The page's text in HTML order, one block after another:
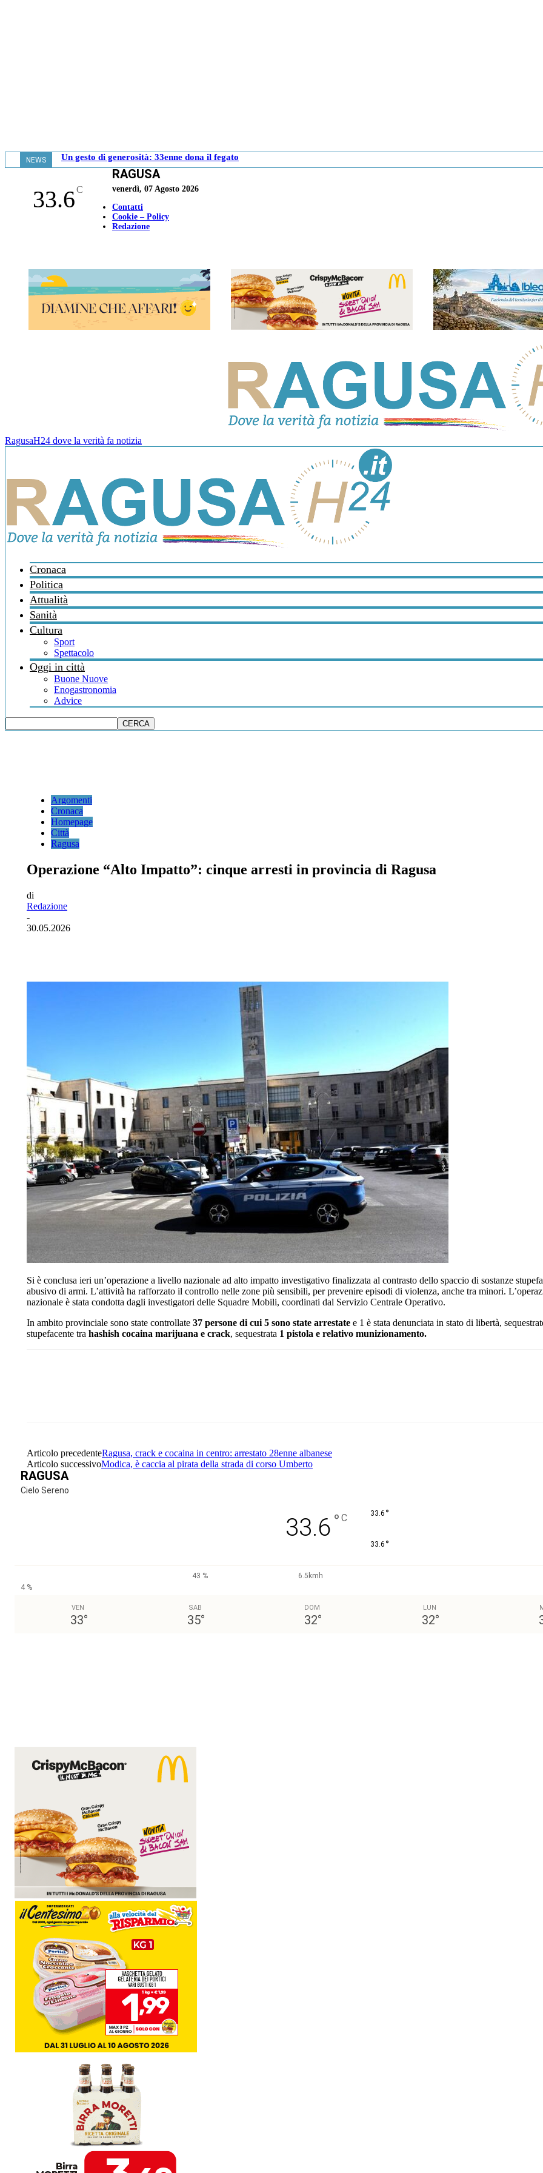
NEWS Un gesto di generosità: 33enne dona il fegato
33.6C
RAGUSA
venerdì, 07 Agosto 2026
Contatti
Cookie – Policy
Redazione
RagusaH24 dove la verità fa notizia
Cronaca
Politica
Attualità
Sanità
Cultura
Sport
Spettacolo
Oggi in città
Buone Nuove
Enogastronomia
Advice
Argomenti
Cronaca
Homepage
Città
Ragusa
Operazione “Alto Impatto”: cinque arresti in provincia di Ragusa
di
Redazione
-
30.05.2026
Si è conclusa ieri un’operazione a livello nazionale ad alto impatto investigativo finalizzata al contrasto dello spaccio di sostanze
abusivo di armi. L’attività ha rafforzato il controllo nelle zone più sensibili, per prevenire episodi di violenza, anche tra minori.
nazionale è stata condotta dagli investigatori delle Squadre Mobili, coordinati dal Servizio Centrale Operativo.
In ambito provinciale sono state controllate 37 persone di cui 5 sono state arrestate e 1 è stata denunciata in stato di libertà,
stupefacente tra hashish cocaina marijuana e crack, sequestrata 1 pistola e relativo munizionamento.
Articolo precedenteRagusa, crack e cocaina in centro: arrestato 28enne albanese
Articolo successivoModica, è caccia al pirata della strada di corso Umberto
RAGUSA
Cielo Sereno
33.6 ° C 33.6 °
33.6 °
43 %
6.5kmh
4 %
VEN
33°
SAB
35°
DOM
32°
LUN
32°